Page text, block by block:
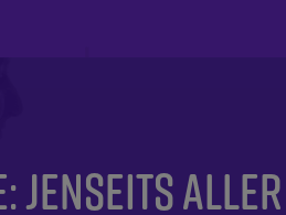
JENSEITS